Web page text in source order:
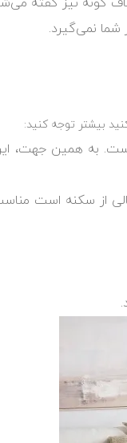
شما نمی‌گیرد.
است. به همین جهت،
خالی از سکنه است